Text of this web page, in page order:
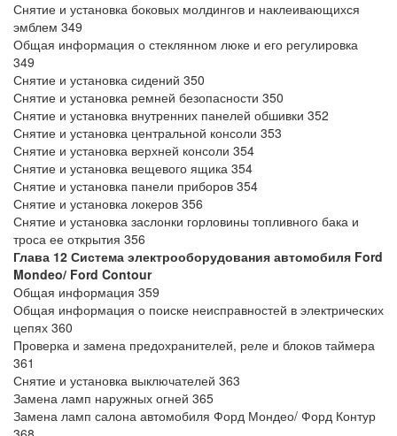
Снятие и установка боковых молдингов и наклеивающихся
эмблем 349
Общая информация о стеклянном люке и его регулировка
349
Снятие и установка сидений 350
Снятие и установка ремней безопасности 350
Снятие и установка внутренних панелей обшивки 352
Снятие и установка центральной консоли 353
Снятие и установка верхней консоли 354
Снятие и установка вещевого ящика 354
Снятие и установка панели приборов 354
Снятие и установка локеров 356
Снятие и установка заслонки горловины топливного бака и
троса ее открытия 356
Глава 12 Система электрооборудования автомобиля Ford
Mondeo/ Ford Contour
Общая информация 359
Общая информация о поиске неисправностей в электрических
цепях 360
Проверка и замена предохранителей, реле и блоков таймера
361
Снятие и установка выключателей 363
Замена ламп наружных огней 365
Замена ламп салона автомобиля Форд Мондео/ Форд Контур